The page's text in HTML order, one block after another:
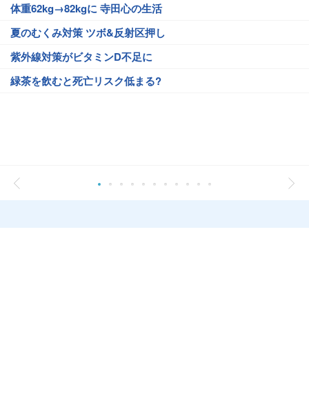
体重62kg→82kgに 寺田心の生活
夏のむくみ対策 ツボ&反射区押し
紫外線対策がビタミンD不足に
緑茶を飲むと死亡リスク低まる?